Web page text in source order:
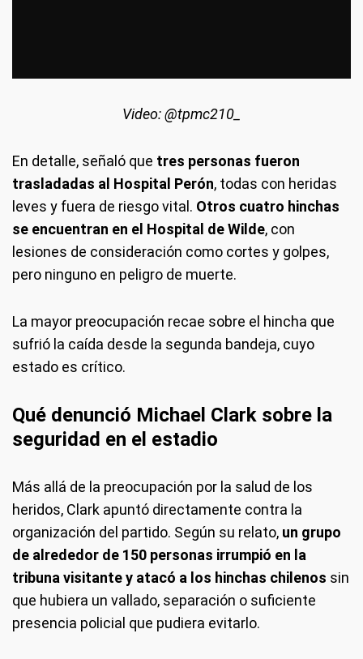
Video: @tpmc210_
En detalle, señaló que tres personas fueron
trasladadas al Hospital Perón, todas con heridas
leves y fuera de riesgo vital. Otros cuatro hinchas
se encuentran en el Hospital de Wilde, con
lesiones de consideración como cortes y golpes,
pero ninguno en peligro de muerte.
La mayor preocupación recae sobre el hincha que
sufrió la caída desde la segunda bandeja, cuyo
estado es crítico.
Qué denunció Michael Clark sobre la
seguridad en el estadio
Más allá de la preocupación por la salud de los
heridos, Clark apuntó directamente contra la
organización del partido. Según su relato, un grupo
de alrededor de 150 personas irrumpió en la
tribuna visitante y atacó a los hinchas chilenos sin
que hubiera un vallado, separación o suficiente
presencia policial que pudiera evitarlo.